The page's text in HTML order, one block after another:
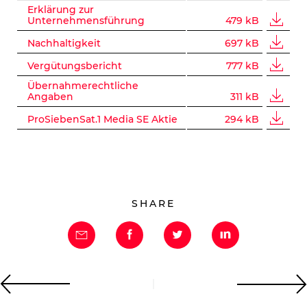
Erklärung zur
Unternehmensführung
479 kB
Nachhaltigkeit
697 kB
Vergütungsbericht
777 kB
Übernahmerechtliche
Angaben
311 kB
ProSiebenSat.1 Media SE Aktie
294 kB
SHARE